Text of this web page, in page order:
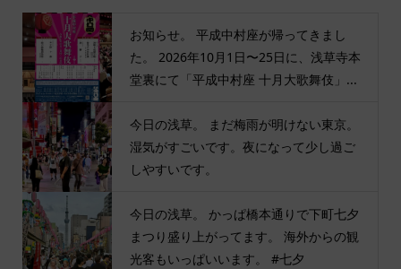
お知らせ。 平成中村座が帰ってきまし
た。 2026年10月1日〜25日に、浅草寺本
堂裏にて「平成中村座 十月大歌舞伎」...
今日の浅草。 まだ梅雨が明けない東京。
湿気がすごいです。夜になって少し過ご
しやすいです。
今日の浅草。 かっぱ橋本通りで下町七夕
まつり盛り上がってます。 海外からの観
光客もいっぱいいます。 #七夕